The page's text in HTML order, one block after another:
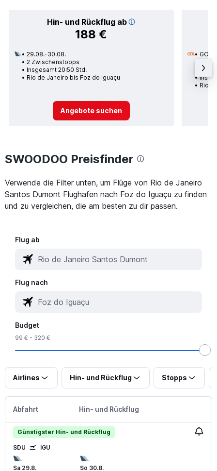
Hin- und Rückflug ab
188 €
29.08.-30.08.
2 Zwischenstopps
Insgesamt 20:50 Std.
Rio de Janeiro bis Foz do Iguaçu
Angebote suchen
GOL
1
Rio
SWOODOO Preisfinder
Verwende die Filter unten, um Flüge von Rio de Janeiro
Santos Dumont Flughafen nach Foz do Iguaçu zu finden
und zu vergleichen, die am besten zu dir passen.
Flug ab
Flug nach
Budget
99 € - 320 €
Airlines Hin- und Rückflug Stopps
Abfahrt Hin- und Rückflug
Günstigster Hin- und Rückflug
SDU IGU
Sa 29.8. So 30.8.